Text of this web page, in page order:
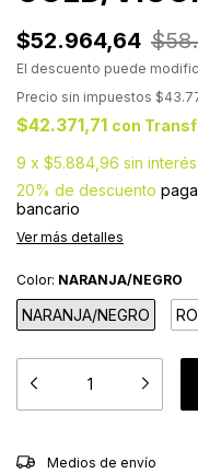
$52.964,64
El descuento puede
Precio sin impuestos
$42.371,71 con
9 x $5.884,96 sin interés
20% de descuento
bancario
Ver más detalles
Color: NARANJA/NEGRO
NARANJA/NEGRO
Entregas para el CP:
Medios de envío